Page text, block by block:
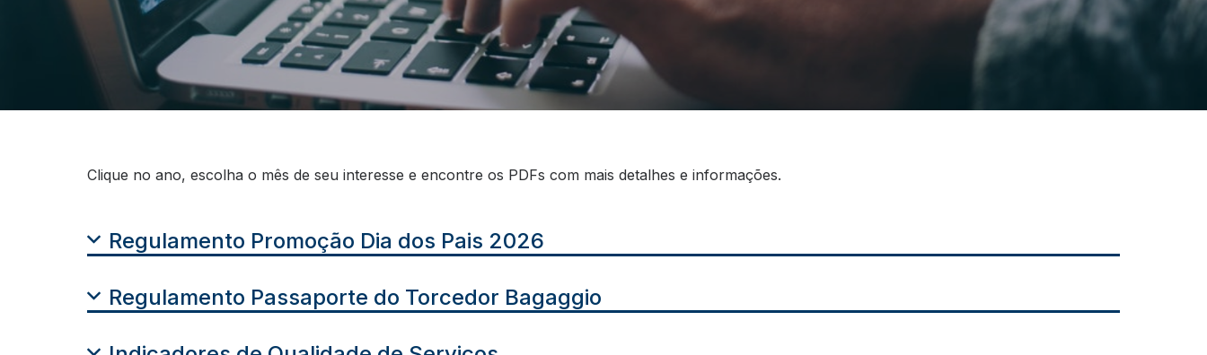
Clique no ano, escolha o mês de seu interesse e encontre os PDFs com mais detalhes e informações.
Regulamento Promoção Dia dos Pais 2026
Regulamento Passaporte do Torcedor Bagaggio